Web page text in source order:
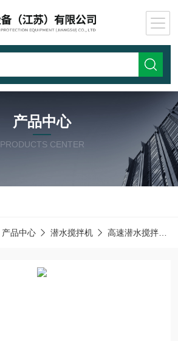
产品中心
PRODUCTS CENTER
产品中心 潜水搅拌机 高速潜水搅拌机